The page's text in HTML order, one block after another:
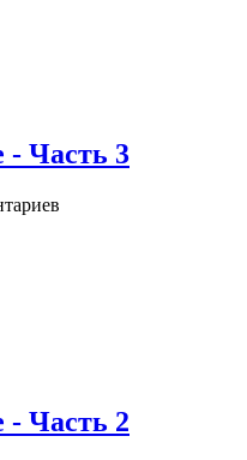
Часть 3
Часть 2